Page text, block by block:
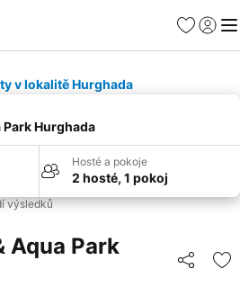
Oblíbené
v lokalitě Hurghada
Park Hurghada
Hosté a pokoje
2 hosté, 1 pokoj
výsledků
Aqua Park
Sdílet